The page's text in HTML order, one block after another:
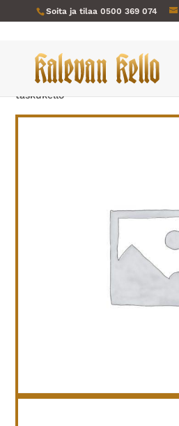
Soita ja tilaa 0500 369 074
Verkkokauppa/Taskukellot/
taskukello